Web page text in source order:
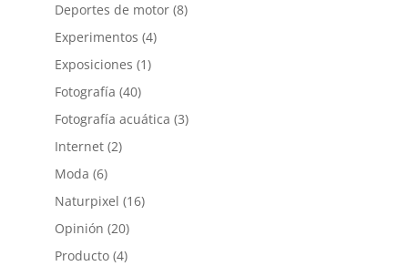
Deportes de motor(8)
Experimentos (4)
Exposiciones (1)
Fotografía (40)
Fotografía acuática (3)
Internet(2)
Moda (6)
Naturpixel (16)
Opinión (20)
Producto(4)